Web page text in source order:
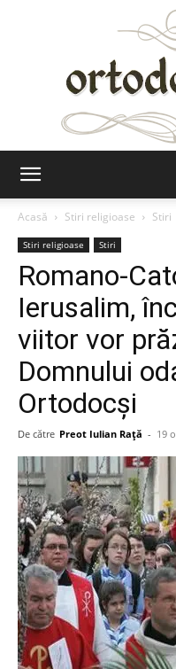
Acasă
Stiri religioase Stiri
Stiri religioase Stiri
Romano-
Ierusalim,
viitor vor
Domnului
Ortodocși
De către Preot Iulian Raţă - 19